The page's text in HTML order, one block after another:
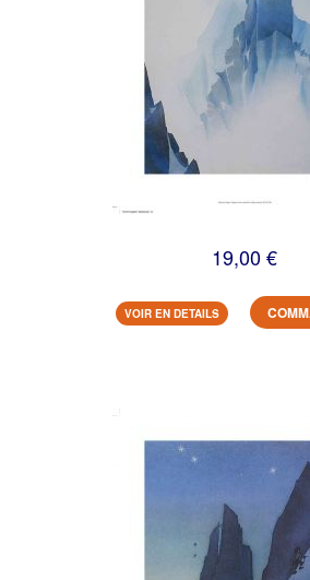
19,00 €
VOIR EN DETAILS